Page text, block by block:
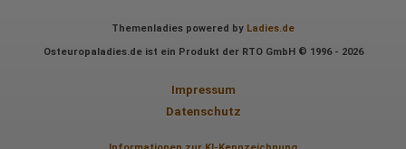
Gerätetyp
Bildschirmauflösung
Themenladies powered by Ladies.de
Osteuropaladies.de ist ein Produkt der RTO GmbH © 1996 - 2026
Impressum
Datenschutz